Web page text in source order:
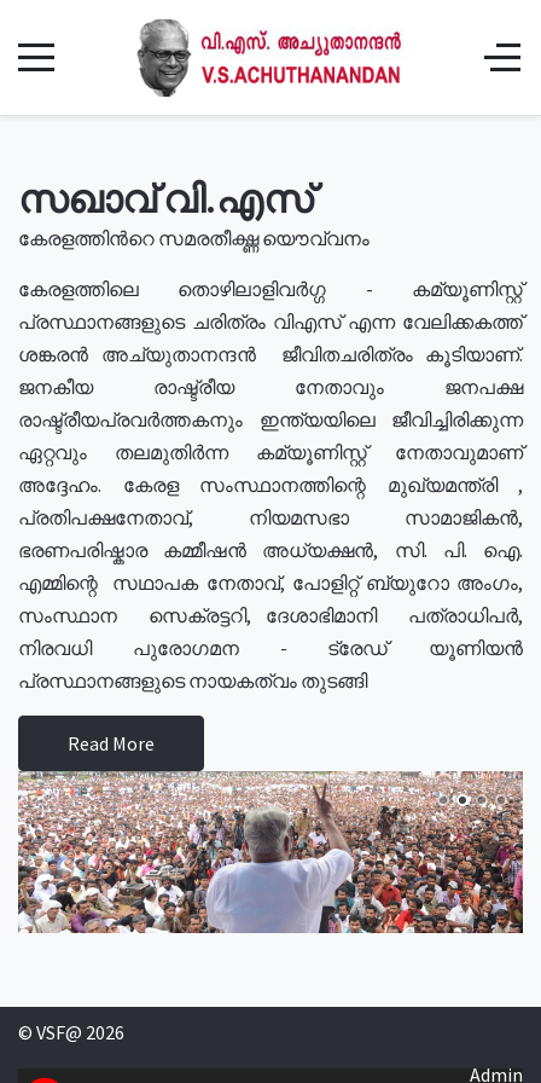
സഖാവ് വി.എസ്
കേരളത്തിൻറെ സമരതീക്ഷ്ണ യൌവ്വനം
കേരളത്തിലെ തൊഴിലാളിവർഗ്ഗ - കമ്യൂണിസ്റ്റ്
പ്രസ്ഥാനങ്ങളുടെ ചരിത്രം വിഎസ് എന്ന വേലിക്കകത്ത്
ശങ്കരൻ അച്യുതാനന്ദൻ ജീവിതചരിത്രം കൂടിയാണ്.
ജനകീയ രാഷ്ട്രീയ നേതാവും ജനപക്ഷ
രാഷ്ട്രീയപ്രവർത്തകനും ഇന്ത്യയിലെ ജീവിച്ചിരിക്കുന്ന
ഏറ്റവും തലമുതിർന്ന കമ്യൂണിസ്റ്റ് നേതാവുമാണ്
അദ്ദേഹം. കേരള സംസ്ഥാനത്തിന്റെ മുഖ്യമന്ത്രി ,
പ്രതിപക്ഷനേതാവ്, നിയമസഭാ സാമാജികൻ,
ഭരണപരിഷ്കാര കമ്മീഷൻ അധ്യക്ഷൻ, സി. പി. ഐ.
എമ്മിന്റെ സഥാപക നേതാവ്, പോളിറ്റ് ബ്യുറോ അംഗം,
സംസ്ഥാന സെക്രട്ടറി, ദേശാഭിമാനി പത്രാധിപർ,
നിരവധി പുരോഗമന - ട്രേഡ് യൂണിയൻ
പ്രസ്ഥാനങ്ങളുടെ നായകത്വം തുടങ്ങി
Read More
© VSF@ 2026
Admin